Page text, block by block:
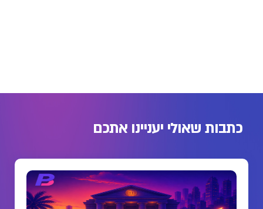
כתבות שאולי יעניינו אתכם